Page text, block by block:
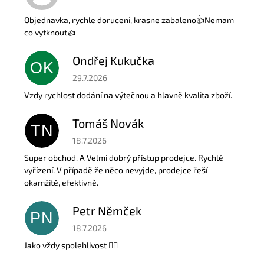
Objednavka, rychle doruceni, krasne zabaleno👍Nemam
co vytknout👍
OK Ondřej Kukučka
Hodnocení obchodu je 5 z 5 hvězdiček.
29.7.2026
Vzdy rychlost dodání na výtečnou a hlavně kvalita zboží.
TN Tomáš Novák
Hodnocení obchodu je 5 z 5 hvězdiček.
18.7.2026
Super obchod. A Velmi dobrý přístup prodejce. Rychlé
vyřízení. V případě že něco nevyjde, prodejce řeší
okamžitě, efektivně.
PN Petr Němček
Hodnocení obchodu je 5 z 5 hvězdiček.
18.7.2026
Jako vždy spolehlivost 👍🏻